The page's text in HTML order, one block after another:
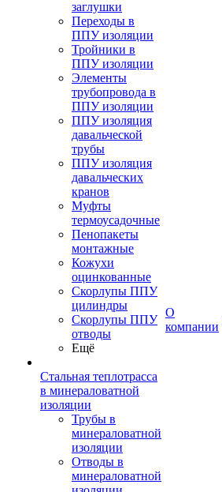
заглушки
Переходы в
ППУ изоляции
Тройники в
ППУ изоляции
Элементы
трубопровода в
ППУ изоляции
ППУ изоляция
давальческой
трубы
ППУ изоляция
давальческих
кранов
Муфты
термоусадочные
Пенопакеты
монтажные
Кожухи
оцинкованные
Скорлупы ППУ
цилиндры
Скорлупы ППУ
отводы
Ещё
Стальная теплотрасса
в минераловатной
изоляции
Трубы в
минераловатной
изоляции
Отводы в
минераловатной
О
компании